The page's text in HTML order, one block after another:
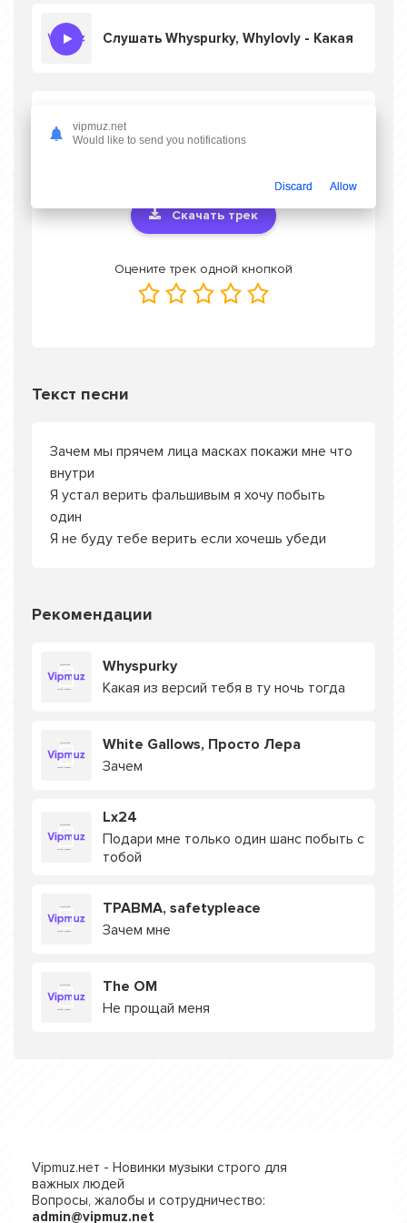
Слушать Whyspurky, Whylovly - Какая
Какаяв mp3 или слушать онлайн
Скачать трек
Оцените трек одной кнопкой
Текст песни
Зачем мы прячем лица масках покажи мне что
внутри
Я устал верить фальшивым я хочу побыть
один
Я не буду тебе верить если хочешь убеди
Рекомендации
Whyspurky
Какая из версий тебя в ту ночь тогда
White Gallows, Просто Лера
Зачем
Lx24
Подари мне только один шанс побыть с
тобой
ТРАВМА, safetypleace
Зачем мне
The OM
Не прощай меня
Vipmuz.нет - Новинки музыки строго для
важных людей
Вопросы, жалобы и сотрудничество:
admin@vipmuz.net
vipmuz.net
Would like to send you notifications
Discard Allow